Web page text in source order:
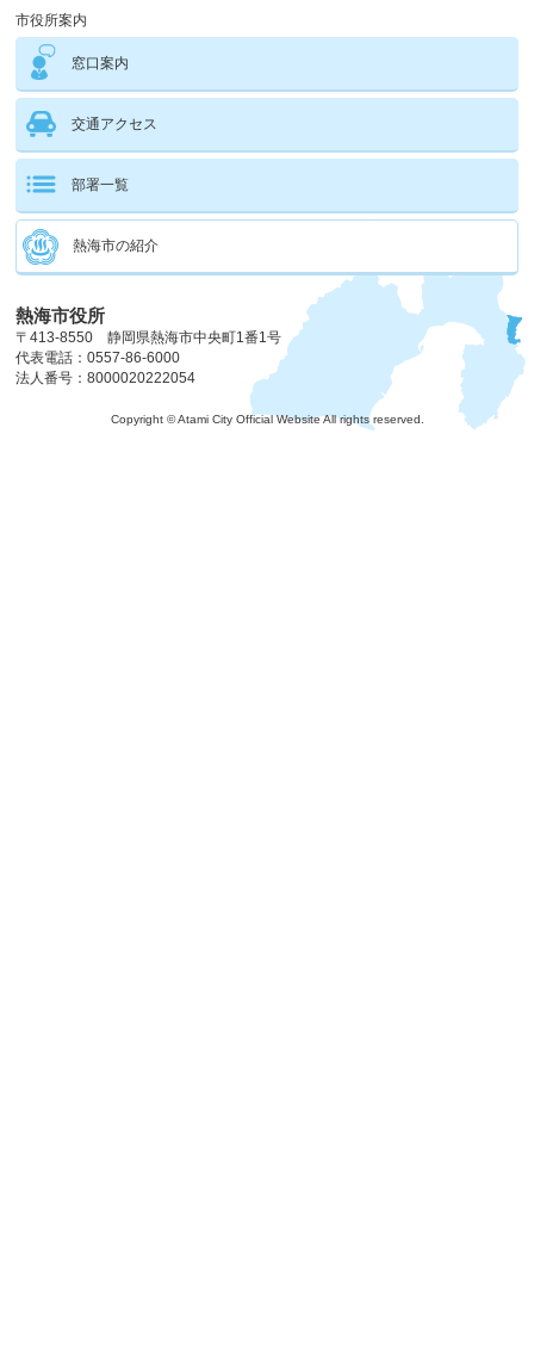
市役所案内
窓口案内
交通アクセス
部署一覧
熱海市の紹介
熱海市役所
〒413-8550 静岡県熱海市中央町1番1号
代表電話：0557-86-6000
法人番号：8000020222054
Copyright © Atami City Official Website All rights reserved.